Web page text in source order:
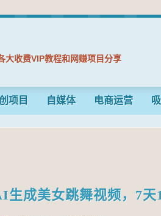
大收费VIP教程和网赚项目分享
项目 自媒体 电商运营
生成美女跳舞视频，7